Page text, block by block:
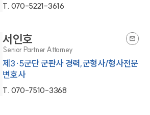
T. 070-5221-3616
서인호
Senior Partner Attorney
제3·5군단 군판사 경력,군형사/형사전문
변호사
T. 070-7510-3368